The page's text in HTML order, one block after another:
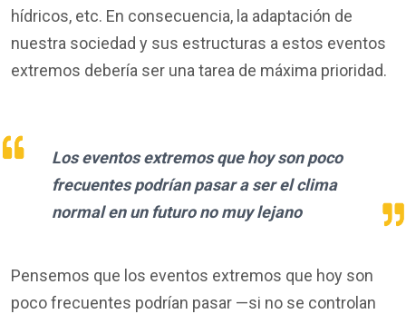
hídricos, etc. En consecuencia, la adaptación de
nuestra sociedad y sus estructuras a estos eventos
extremos debería ser una tarea de máxima prioridad.
Los eventos extremos que hoy son poco
frecuentes podrían pasar a ser el clima
normal en un futuro no muy lejano
Pensemos que los eventos extremos que hoy son
poco frecuentes podrían pasar —si no se controlan